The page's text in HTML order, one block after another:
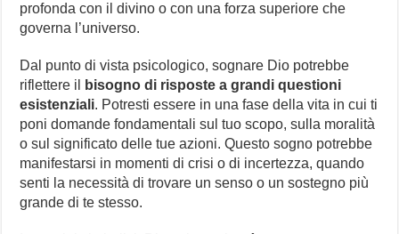
profonda con il divino o con una forza superiore che
governa l’universo.
Dal punto di vista psicologico, sognare Dio potrebbe
riflettere il
bisogno di risposte a grandi questioni
esistenziali. Potresti essere in una fase della vita in cui ti
poni domande fondamentali sul tuo scopo, sulla moralità
o sul significato delle tue azioni. Questo sogno potrebbe
manifestarsi in momenti di crisi o di incertezza, quando
senti la necessità di trovare un senso o un sostegno più
grande di te stesso.